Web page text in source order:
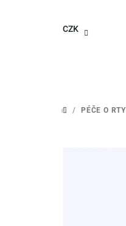
CZK
DOMŮ
/ PÉČE O RTY